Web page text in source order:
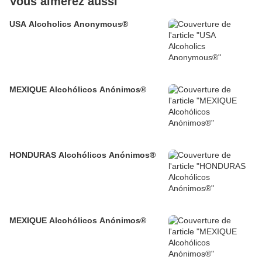
USA Alcoholics Anonymous®
MEXIQUE Alcohólicos Anónimos®
HONDURAS Alcohólicos Anónimos®
MEXIQUE Alcohólicos Anónimos®